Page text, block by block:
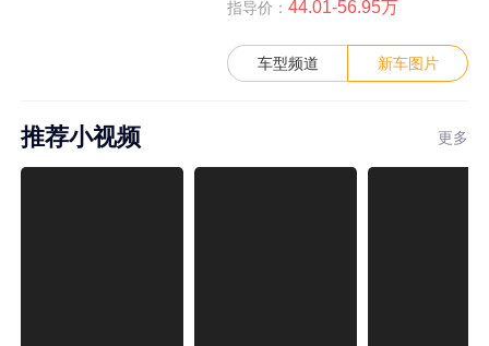
指导价： 44.01-56.95万
车型频道 新车图片
推荐小视频 更多